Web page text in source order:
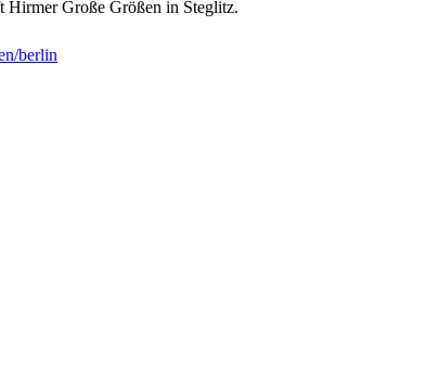
Hirmer Große Größen in Steglitz.
berlin